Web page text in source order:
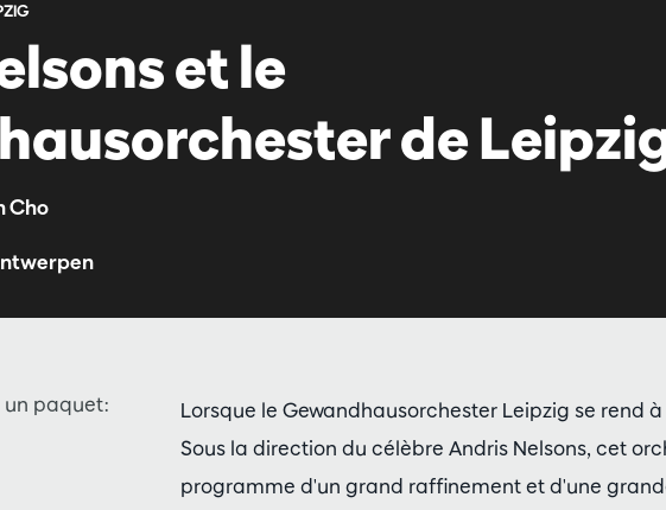
et le
de
Cho
Lorsque le Gewandhausorchester Leipzig se rend
Sous la direction du célèbre Andris Nelsons, cet
programme d'un grand raffinement et d'une
paquet: